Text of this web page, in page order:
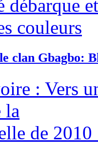
clan Gbagbo: